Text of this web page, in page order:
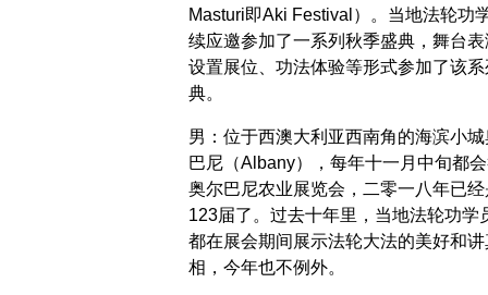
Masturi即Aki Festival）。当地法轮功
续应邀参加了一系列秋季盛典，舞台表
设置展位、功法体验等形式参加了该系
典。
男：位于西澳大利亚西南角的海滨小城
巴尼（Albany），每年十一月中旬都
奥尔巴尼农业展览会，二零一八年已经
123届了。过去十年里，当地法轮功学
都在展会期间展示法轮大法的美好和讲
相，今年也不例外。